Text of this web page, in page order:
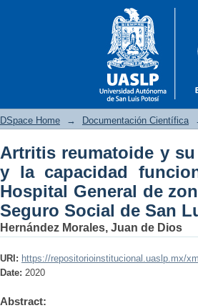
Artritis
en pacientes
Mexicano del
DSpace Home → Documentación Científica
Artritis reumatoide y
y la capacidad
Hospital General de
Seguro Social de San
Hernández Morales, Juan de Dios
URI: https://repositorioinstitucional.uaslp.mx/
Date: 2020
Abstract: